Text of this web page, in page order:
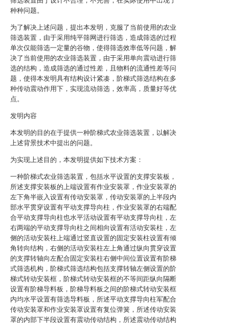
种种问题。
为了解决上述问题，提出本发明，克服了当前使用的农业
筛选装置，由于采用纯平筛网进行筛选，造成筛选的过程
单次仅能筛选一定量的谷物，使得筛选效率低等问题，解
决了当前使用的农业筛选装置，由于采用单向震动进行筛
选的结构，造成筛选的通过性差，且物料的流通性差等问
题，使得本发明具有结构设计紧凑，阶梯式筛选结构在多
种传动震动作用下，实现流动筛选，效率高，质量好等优
点。
发明内容
本发明的目的在于提供一种阶梯式农业筛选装置，以解决
上述背景技术中提出的问题。
为实现上述目的，本发明提供如下技术方案：
一种阶梯式农业筛选装置，包括水平设置的支撑安装板，
所述支撑安装板的上端设置有作业安装罩，作业安装罩的
左下角半嵌入设置有传动安装罩，传动安装罩的上半段内
部水平贯穿设置有平动支撑导向柱，作业安装罩的右端配
合平动支撑导向柱也水平活动设置有平动支撑导向柱，左
右两端的平动支撑导向柱之间相向设置有活动安装柱，左
侧的活动安装柱上端通过竖直设置的固定安装柱设置有倾
角转向结构，右侧的活动安装柱左上角通过纵向贯穿设置
的支撑转轴向左配合固定安装柱右侧中间位置设置有阶梯
式筛选机构，阶梯式筛选结构包括支撑转轴左侧设置的阶
梯式转动安装框，阶梯式转动安装框的不等间距纵向隔断
设置有阶梯导料板，阶梯导料板之间的阶梯式转动安装框
内均水平设置有筛选导料板，所述平动支撑导向柱军配合
传动安装罩和作业安装罩设置有复位弹簧，所述传动安装
罩的内部下半段设置有震动传动结构，所述震动传动结构